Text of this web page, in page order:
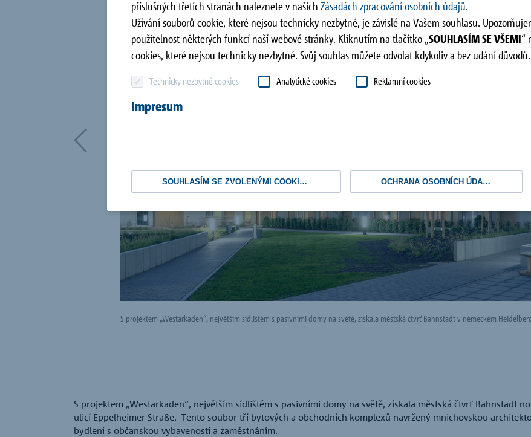
příslušných třetích stranách naleznete v našich Zásadách zpracování osobních údajů.
Užívání souborů cookie, které nejsou technicky nezbytné, je závislé na Vašem souhlasu.
použitelnost některých funkcí naší webové stránky. Kliknutím na tlačítko „SOUHLASÍM SE VŠEMI“
cookies, které nejsou technicky nezbytné. Svůj souhlas můžete odvolat kdykoliv a bez udání důvodů.
Technicky nezbytné cookies Analytické cookies Reklamní cookies
Impresum
SOUHLASÍM SE ZVOLENÝMI COOKIES OCHRANA OSOBNÍCH ÚDAJÛ
S projektem „Westarkaden“, největším sídlištěm s pasivními domy na světě, získala městská čtvrť Bahnstadt v německém
S projektem „Westarkaden“, největším sídlištěm s pasivními domy na světě, získala městská čtvrť Bahnstadt
ulicí Eppelheimer Straße. Tento soubor tří bytových a obchodních komplexů navržený mnichovskou
bydlení s občanskou vybaveností a zaměstnáním.